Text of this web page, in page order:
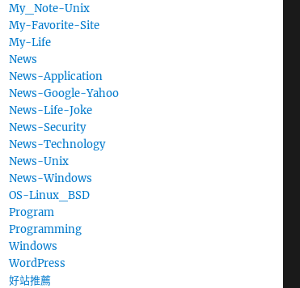
My_Note-Unix
My-Favorite-Site
My-Life
News
News-Application
News-Google-Yahoo
News-Life-Joke
News-Security
News-Technology
News-Unix
News-Windows
OS-Linux_BSD
Program
Programming
Windows
WordPress
好站推薦